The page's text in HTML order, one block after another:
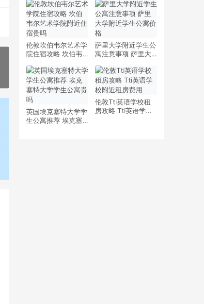
少钱
多少钱一周
伦敦坎伯韦尔艺术学
院住宿攻略 坎伯韦
贵吗
萨里大学附近学生公
寓注意事项 萨里大
英国埃克塞特大学学
生公寓推荐 埃克塞
伦敦Tti英语学校租
房攻略 Tti英语学校